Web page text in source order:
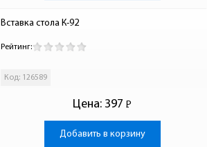
Вставка стола К-92
Рейтинг:
Код: 126589
Цена: 397 Р
-
Добавить в корзину